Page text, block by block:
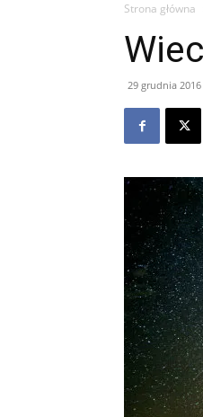
Strona główna
29 grudnia 2016